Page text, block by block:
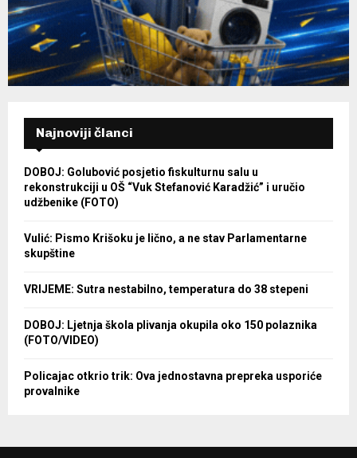
Najnoviji članci
DOBOJ: Golubović posjetio fiskulturnu salu u
rekonstrukciji u OŠ “Vuk Stefanović Karadžić” i uručio
udžbenike (FOTO)
Vulić: Pismo Krišoku je lično, a ne stav Parlamentarne
skupštine
VRIJEME: Sutra nestabilno, temperatura do 38 stepeni
DOBOJ: Ljetnja škola plivanja okupila oko 150 polaznika
(FOTO/VIDEO)
Policajac otkrio trik: Ova jednostavna prepreka usporiće
provalnike